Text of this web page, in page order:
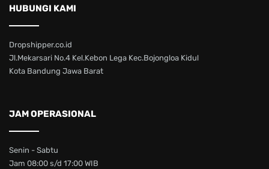
HUBUNGI KAMI
Dropshipper.co.id
Jl.Mekarsari No.4 Kel.Kebon Lega Kec.Bojongloa Kidul
Kota Bandung Jawa Barat
JAM OPERASIONAL
Senin - Sabtu
Jam 08:00 s/d 17:00 WIB